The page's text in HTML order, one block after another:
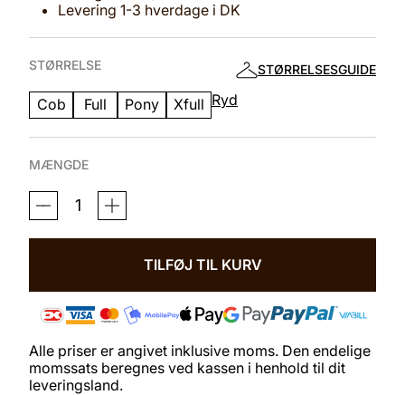
Levering 1-3 hverdage i DK
STØRRELSE
Cob Full Pony Xfull
STØRRELSESGUIDE
Ryd
MÆNGDE
PANDEBÅND
GREY
10
ANTAL
TILFØJ TIL KURV
Alle priser er angivet inklusive moms. Den endelige
momssats beregnes ved kassen i henhold til dit
leveringsland.